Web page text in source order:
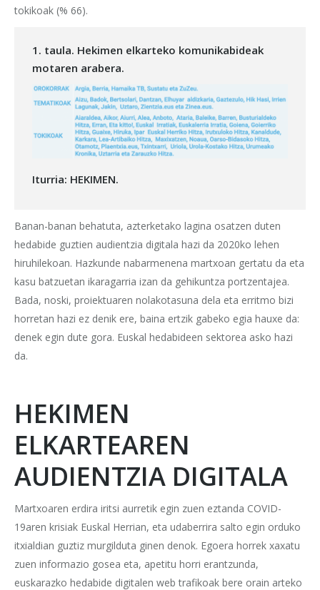
tokikoak (% 66).
1. taula. Hekimen elkarteko komunikabideak
motaren arabera.
Iturria: HEKIMEN.
Banan-banan behatuta, azterketako lagina osatzen duten
hedabide guztien audientzia digitala hazi da 2020ko lehen
hiruhilekoan. Hazkunde nabarmenena martxoan gertatu da eta
kasu batzuetan ikaragarria izan da gehikuntza portzentajea.
Bada, noski, proiektuaren nolakotasuna dela eta erritmo bizi
horretan hazi ez denik ere, baina ertzik gabeko egia hauxe da:
denek egin dute gora. Euskal hedabideen sektorea asko hazi
da.
HEKIMEN
ELKARTEAREN
AUDIENTZIA DIGITALA
Martxoaren erdira iritsi aurretik egin zuen eztanda COVID-
19aren krisiak Euskal Herrian, eta udaberrira salto egin orduko
itxialdian guztiz murgilduta ginen denok. Egoera horrek xaxatu
zuen informazio gosea eta, apetitu horri erantzunda,
euskarazko hedabide digitalen web trafikoak bere orain arteko